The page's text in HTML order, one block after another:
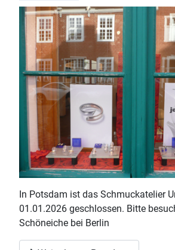
In Potsdam ist das Schmuckatelier
01.01.2026 geschlossen. Bitte
Schöneiche bei Berlin